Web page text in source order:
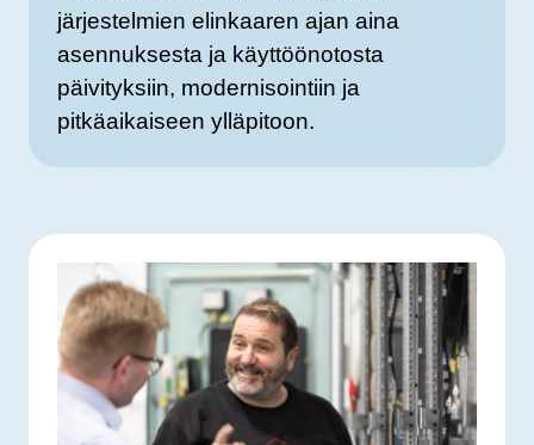
järjestelmien elinkaaren ajan aina
asennuksesta ja käyttöönotosta
päivityksiin, modernisointiin ja
pitkäaikaiseen ylläpitoon.